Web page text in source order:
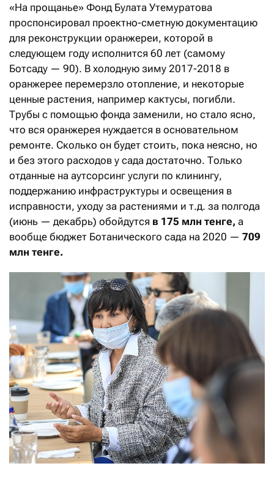
«На прощанье» Фонд Булата Утемуратова
проспонсировал проектно-сметную документацию
для реконструкции оранжереи, которой в
следующем году исполнится 60 лет (самому
Ботсаду — 90). В холодную зиму 2017-2018 в
оранжерее перемерзло отопление, и некоторые
ценные растения, например кактусы, погибли.
Трубы с помощью фонда заменили, но стало ясно,
что вся оранжерея нуждается в основательном
ремонте. Сколько он будет стоить, пока неясно, но
и без этого расходов у сада достаточно. Только
отданные на аутсорсинг услуги по клинингу,
поддержанию инфраструктуры и освещения в
исправности, уходу за растениями и т.д. за полгода
(июнь — декабрь) обойдутся в 175 млн тенге, а
вообще бюджет Ботанического сада на 2020 — 709
млн тенге.